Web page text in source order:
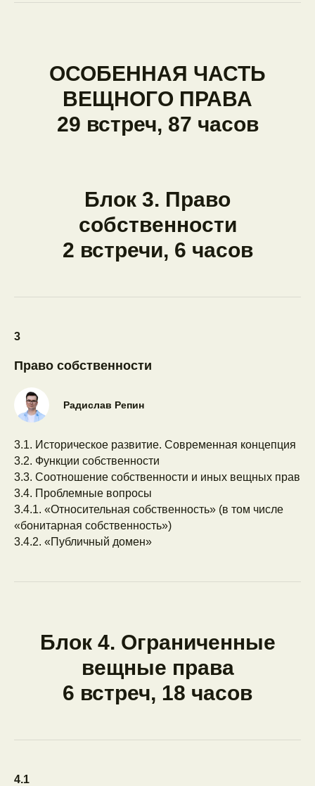
ОСОБЕННАЯ ЧАСТЬ
ВЕЩНОГО ПРАВА
29 встреч, 87 часов
Блок 3. Право
собственности
2 встречи, 6 часов
3
Право собственности
Радислав Репин
3.1. Историческое развитие. Современная концепция
3.2. Функции собственности
3.3. Соотношение собственности и иных вещных прав
3.4. Проблемные вопросы
3.4.1. «Относительная собственность» (в том числе
«бонитарная собственность»)
3.4.2. «Публичный домен»
Блок 4. Ограниченные
вещные права
6 встреч, 18 часов
4.1